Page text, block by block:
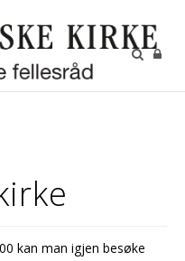
kan man igjen besøke